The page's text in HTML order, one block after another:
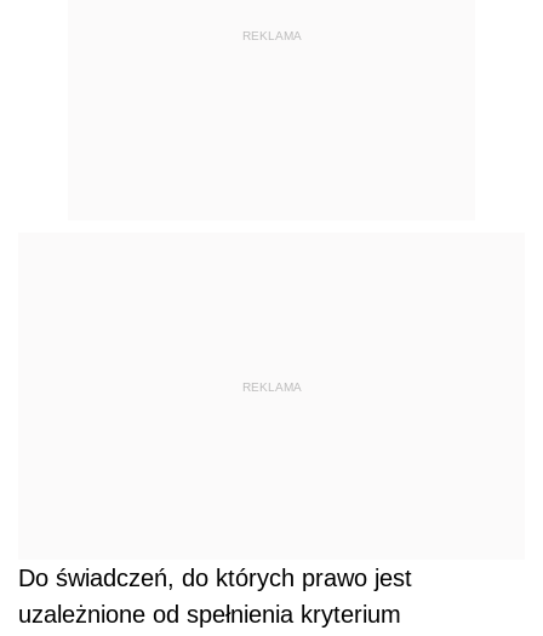
REKLAMA
REKLAMA
Do świadczeń, do których prawo jest
uzależnione od spełnienia kryterium